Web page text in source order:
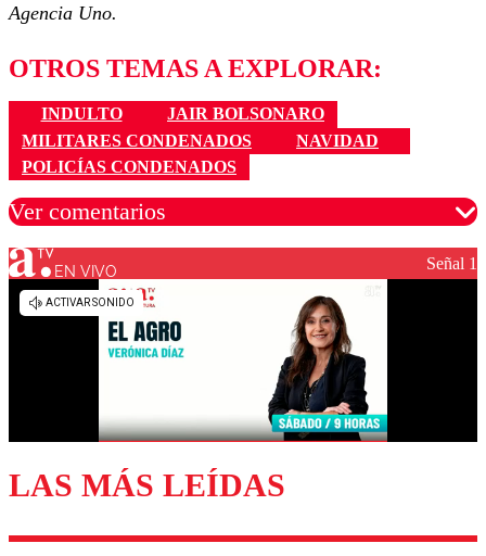
Agencia Uno.
OTROS TEMAS A EXPLORAR:
INDULTO
JAIR BOLSONARO
MILITARES CONDENADOS
NAVIDAD
POLICÍAS CONDENADOS
Ver comentarios
Los comentarios son moderados para garantizar un
diálogo respetuoso.
Enviar comentario
EN VIVO Señal 1
LAS MÁS LEÍDAS